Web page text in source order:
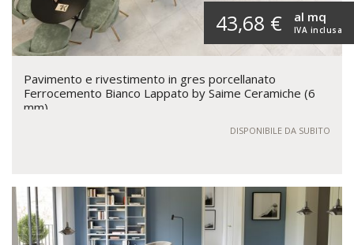
43,68 € IVA inclusa
al mq
Pavimento e rivestimento in gres porcellanato
Ferrocemento Bianco Lappato by Saime Ceramiche (6
mm)
DISPONIBILE DA SUBITO